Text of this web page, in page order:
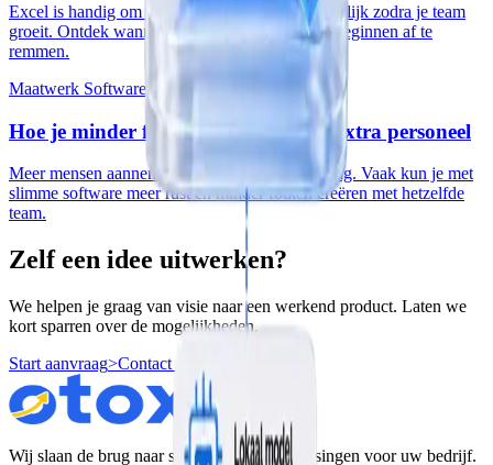
Excel is handig om te starten, maar wordt gevaarlijk zodra je team
groeit. Ontdek wanneer spreadsheets je bedrijf beginnen af te
remmen.
Maatwerk Software
Hoe je minder fouten maakt zonder extra personeel
Meer mensen aannemen is niet altijd de oplossing. Vaak kun je met
slimme software meer rust en minder fouten creëren met hetzelfde
team.
Zelf een idee uitwerken?
We helpen je graag van visie naar een werkend product. Laten we
kort sparren over de mogelijkheden.
Start aanvraag>Contact opnemen
Wij slaan de brug naar slimme digitale oplossingen voor uw bedrijf.